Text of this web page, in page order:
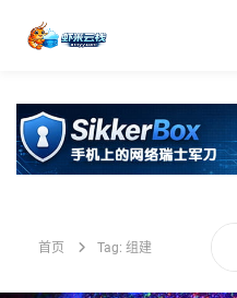
首页 Tag: 组建